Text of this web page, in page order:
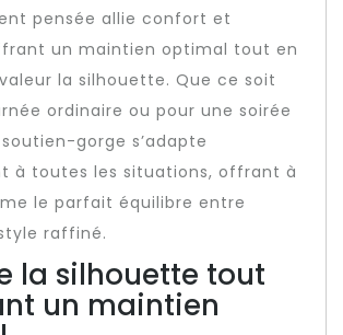
pensée allie confort et
un maintien optimal tout en
la silhouette. Que ce soit
ordinaire ou pour une soirée
gorge s’adapte
à toutes les situations, offrant à
le parfait équilibre entre
raffiné.
la silhouette tout
un maintien